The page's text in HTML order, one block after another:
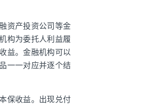
资产投资公司等金
构为委托人利益履
益。金融机构可以
一一对应并逐个结
保收益。出现兑付